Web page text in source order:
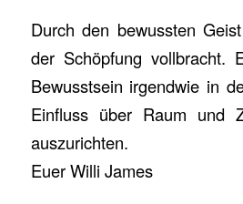
Durch den bewussten
der Schöpfung vollbracht.
Bewusstsein irgendwie in
Einfluss über Raum und
auszurichten.
Euer Willi James